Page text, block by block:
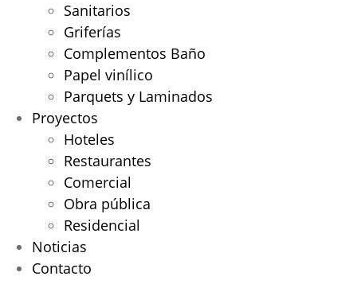
Sanitarios
Griferías
Complementos Baño
Papel vinílico
Parquets y Laminados
Proyectos
Hoteles
Restaurantes
Comercial
Obra pública
Residencial
Noticias
Contacto